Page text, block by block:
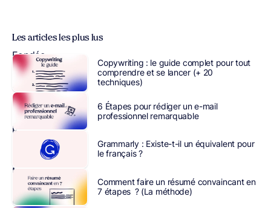
Fondée
en
2001
à
Atlanta
par
Chestnut,
Mailchimp
une
Les articles les plus lus
Copywriting : le guide complet pour tout
comprendre et se lancer (+ 20
techniques)
6 Étapes pour rédiger un e-mail
professionnel remarquable
Grammarly : Existe-t-il un équivalent pour
le français ?
Comment faire un résumé convaincant en
7 étapes ? (La méthode)